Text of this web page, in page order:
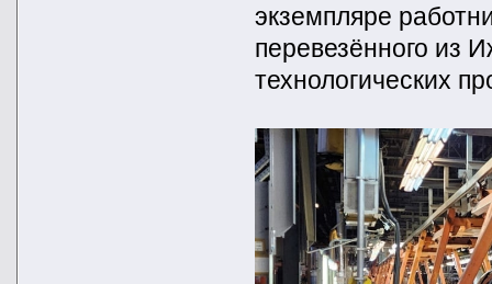
экземпляре
перевезённого из
технологических